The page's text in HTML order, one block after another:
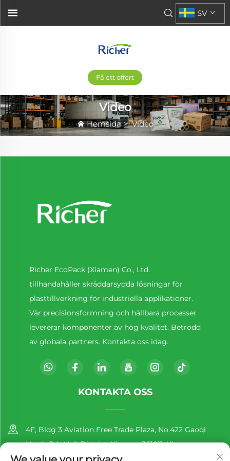
Få ett offert
SV
Video
Hemsida>Video
Richer EcoPack (Xiamen) Co., Ltd.
tillhandahåller skräddarsydda lösningar för
plasttillverkning för industriella applikationer.
Vår precisionsformning och hållbara processer
levererar komponenter av hög kvalitet. Betrodd
av globala partners. Kontakta oss idag.
KONTAKTA OSS
4F, Bldg 3 Aviation Free Trade Plaza, No.422 Gaoqi
North Rd., Huli District, Xiamen, 361011, Kina